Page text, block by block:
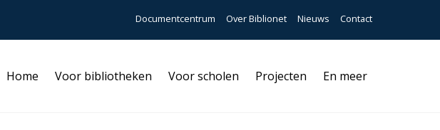
Documentcentrum Over Biblionet Nieuws Contact
Home Voor bibliotheken Voor scholen Projecten En meer